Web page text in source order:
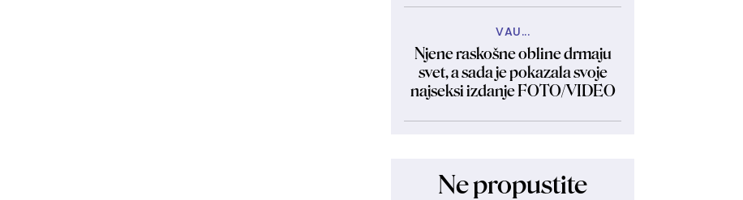
VAU...
Njene raskošne obline drmaju
svet, a sada je pokazala svoje
najseksi izdanje FOTO/VIDEO
Ne propustite